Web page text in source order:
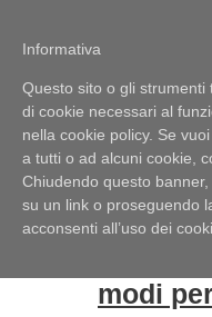
Menu
verbi
Turisti o
modi
Informativa
Questo sito o gli strumenti
di cookie necessari al
nella cookie policy. Se
a tutti o ad alcuni cookie,
Chiudendo questo
su un link o proseguendo
acconsenti all’uso dei